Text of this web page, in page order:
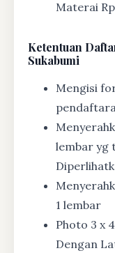
Materai
Ketentuan
Sukabumi
Mengisi
lembar yg
1 lembar
Photo 3 x
Dengan